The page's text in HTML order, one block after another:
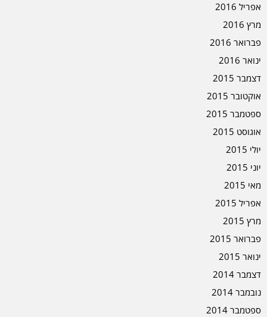
אפריל 2016
מרץ 2016
פברואר 2016
ינואר 2016
דצמבר 2015
אוקטובר 2015
ספטמבר 2015
אוגוסט 2015
יולי 2015
יוני 2015
מאי 2015
אפריל 2015
מרץ 2015
פברואר 2015
ינואר 2015
דצמבר 2014
נובמבר 2014
ספטמבר 2014